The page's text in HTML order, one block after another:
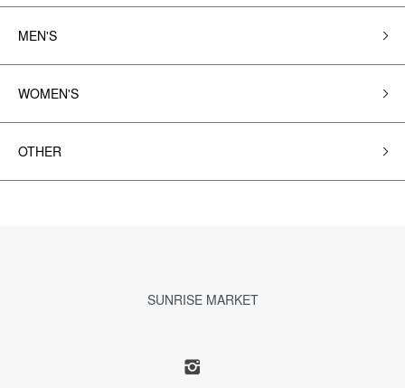
MEN'S
WOMEN'S
OTHER
SUNRISE MARKET